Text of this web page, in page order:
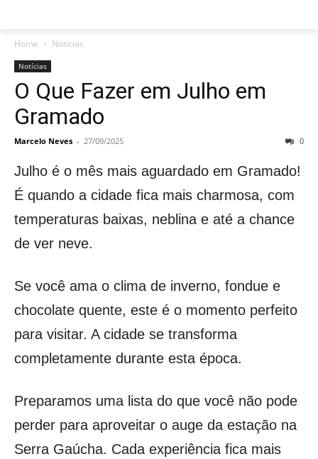
Home Notícias
Notícias
O Que Fazer em Julho em
Gramado
Marcelo Neves - 27/09/2025 0
Julho é o mês mais aguardado em Gramado!
É quando a cidade fica mais charmosa, com
temperaturas baixas, neblina e até a chance
de ver neve.
Se você ama o clima de inverno, fondue e
chocolate quente, este é o momento perfeito
para visitar. A cidade se transforma
completamente durante esta época.
Preparamos uma lista do que você não pode
perder para aproveitar o auge da estação na
Serra Gaúcha. Cada experiência fica mais